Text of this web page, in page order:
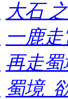
大石
一鹿
再走
蜀境_